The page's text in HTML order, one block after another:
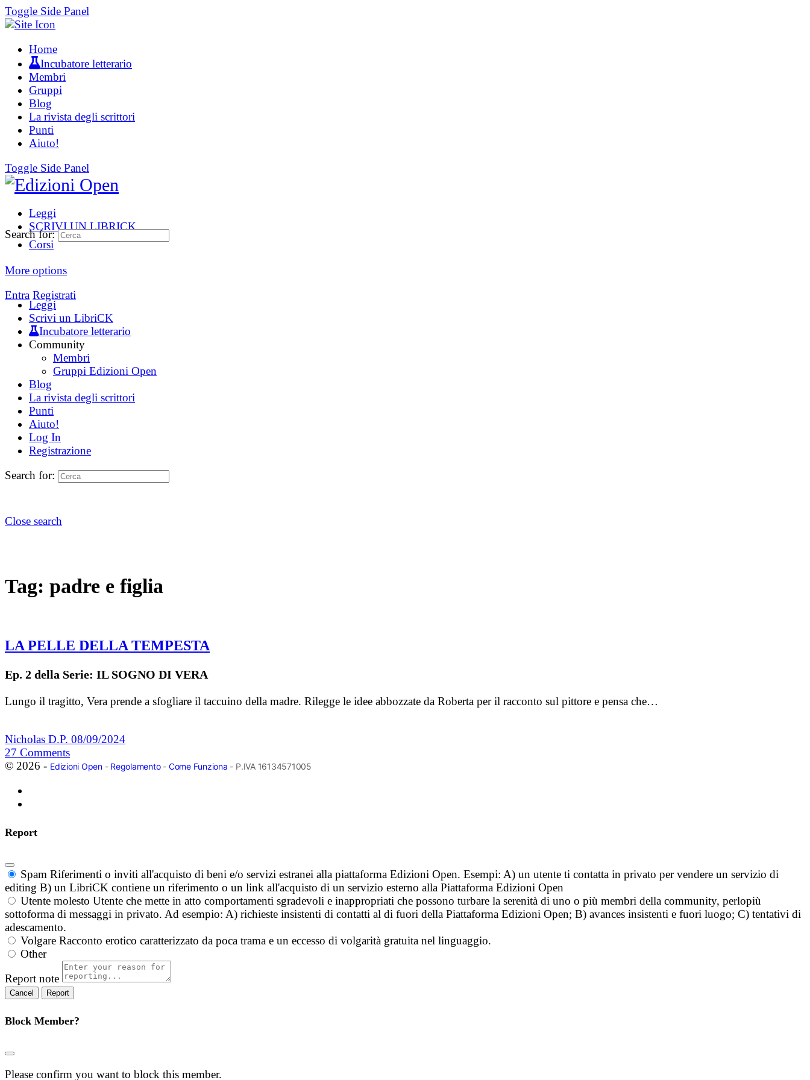
Toggle Side Panel
Home
Incubatore letterario
Membri
Gruppi
Blog
La rivista degli scrittori
Punti
Aiuto!
Toggle Side Panel
Leggi
SCRIVI UN LIBRICK
Corsi
More options
Entra Registrati
Search for:
Leggi
Scrivi un LibriCK
Incubatore letterario
Community
Membri
Gruppi Edizioni Open
Blog
La rivista degli scrittori
Punti
Aiuto!
Log In
Registrazione
Search for:
Close search
Tag: padre e figlia
LA PELLE DELLA TEMPESTA
Ep. 2 della Serie: IL SOGNO DI VERA
Lungo il tragitto, Vera prende a sfogliare il taccuino della madre. Rilegge le idee abbozzate da Roberta per il racconto sul pittore e pensa che…
Nicholas D.P. 08/09/2024
27 Comments
© 2026 - Edizioni Open- Regolamento- Come Funziona - P.IVA 16134571005
Report
Spam Riferimenti o inviti all'acquisto di beni e/o servizi estranei alla piattaforma Edizioni Open. Esempi: A) un utente ti contatta in privato per vendere un servizio di
editing B) un LibriCK contiene un riferimento o un link all'acquisto di un servizio esterno alla Piattaforma Edizioni Open
Utente molesto Utente che mette in atto comportamenti sgradevoli e inappropriati che possono turbare la serenità di uno o più membri della community, perlopiù
sottoforma di messaggi in privato. Ad esempio: A) richieste insistenti di contatti al di fuori della Piattaforma Edizioni Open; B) avances insistenti e fuori luogo; C) tentativi di
adescamento.
Volgare Racconto erotico caratterizzato da poca trama e un eccesso di volgarità gratuita nel linguaggio.
Other
Report note
Report
Block Member?
Please confirm you want to block this member.